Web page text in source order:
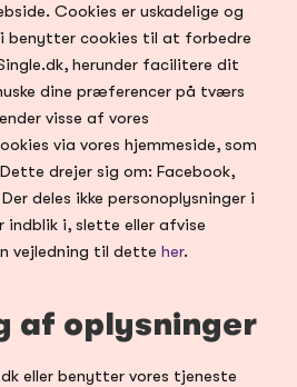
Cookies er uskadelige og
benytter cookies til at forbedre
herunder facilitere dit
dine præferencer på tværs
visse af vores
via vores hjemmeside, som
drejer sig om: Facebook,
deles ikke personoplysninger i
indblik i, slette eller afvise
vejledning til dette her.
af oplysninger
eller benytter vores tjeneste